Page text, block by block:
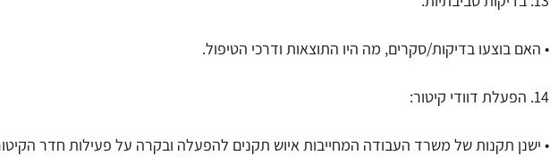
• האם בוצעו בדיקות/סקרים, מה היו התוצאות ודרכי הטיפול.
14. הפעלת דוודי קיטור:
• ישנן תקנות של משרד העבודה המחייבות איוש תקנים להפעלה ובקרה על פעילות חדר